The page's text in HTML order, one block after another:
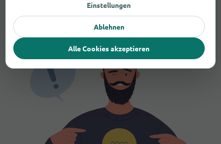
besonders lange offen?
Einstellungen
Ablehnen
Alle Cookies akzeptieren